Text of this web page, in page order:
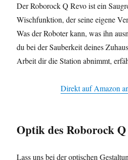
Der Roborock Q Revo ist ein
Wischfunktion, der seine eigene
Was der Roboter kann, was ihn
du bei der Sauberkeit deines
Arbeit dir die Station abnimmt,
Direkt auf Amazon
Optikdes Roborock
Lass uns bei der optischen